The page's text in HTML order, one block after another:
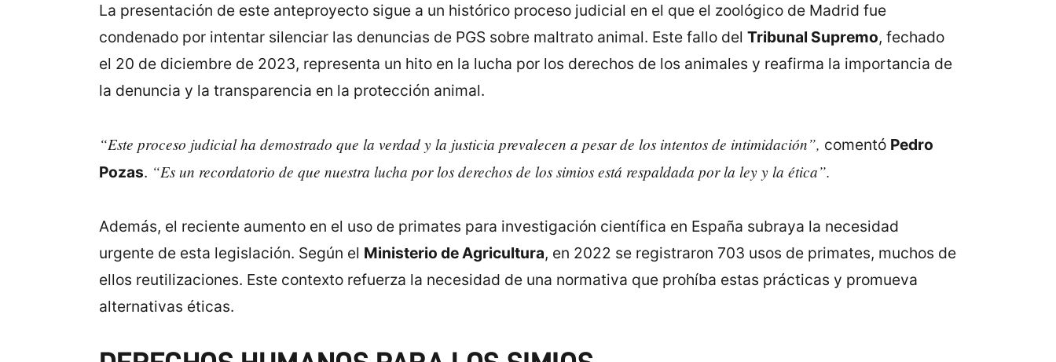
La presentación de este anteproyecto sigue a un histórico proceso judicial en el que el zoológico de Madrid fue
condenado por intentar silenciar las denuncias de PGS sobre maltrato animal. Este fallo del Tribunal Supremo, fechado
el 20 de diciembre de 2023, representa un hito en la lucha por los derechos de los animales y reafirma la importancia de
la denuncia y la transparencia en la protección animal.
“Este proceso judicial ha demostrado que la verdad y la justicia prevalecen a pesar de los intentos de intimidación”, comentó Pedro
Pozas. “Es un recordatorio de que nuestra lucha por los derechos de los simios está respaldada por la ley y la ética”.
Además, el reciente aumento en el uso de primates para investigación científica en España subraya la necesidad
urgente de esta legislación. Según el Ministerio de Agricultura, en 2022 se registraron 703 usos de primates, muchos de
ellos reutilizaciones. Este contexto refuerza la necesidad de una normativa que prohíba estas prácticas y promueva
alternativas éticas.